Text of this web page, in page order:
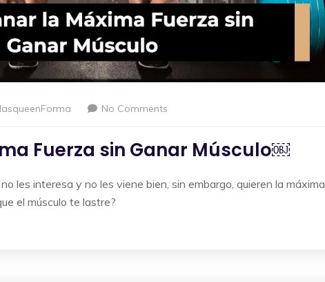
No Comments
Fuerza sin Ganar Músculo￼
les interesa y no les viene bien, sin embargo, quieren la máxima
el músculo te lastre?